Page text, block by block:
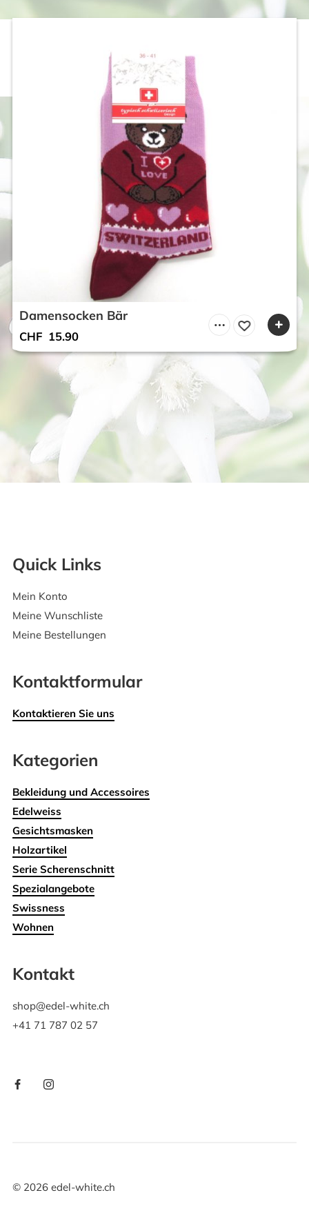
Damensocken Bär
CHF 15.90
Quick Links
Mein Konto
Meine Wunschliste
Meine Bestellungen
Kontaktformular
Kontaktieren Sie uns
Kategorien
Bekleidung und Accessoires
Edelweiss
Gesichtsmasken
Holzartikel
Serie Scherenschnitt
Spezialangebote
Swissness
Wohnen
Kontakt
shop@edel-white.ch
+41 71 787 02 57
© 2026edel-white.ch